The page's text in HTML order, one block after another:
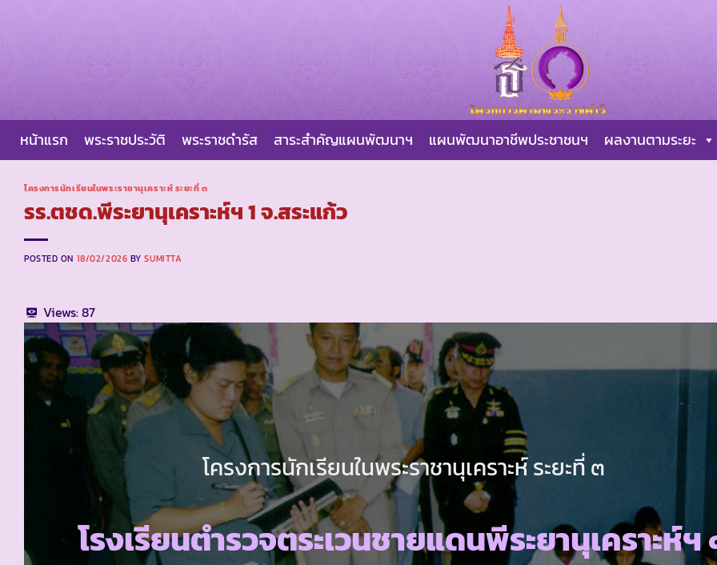
หน้าแรก พระราชประวัติ พระราชดำรัส สาระสำคัญแผนพัฒนาฯ แผนพัฒนาอาชีพประชาชนฯ ผลงานตามระยะ
โครงการนักเรียนในพระราชานุเคราะห์ ระยะที่ ๓
รร.ตชด.พีระยานุเคราะห์ฯ 1 จ.สระแก้ว
POSTED ON 18/02/2026 BYSUMITTA
Views:87
โครงการนักเรียนในพระราชานุเคราะห์ ระยะที่ ๓
โรงเรียนตำรวจตระเวนชายแดนพีระยานุเคราะห์ฯ